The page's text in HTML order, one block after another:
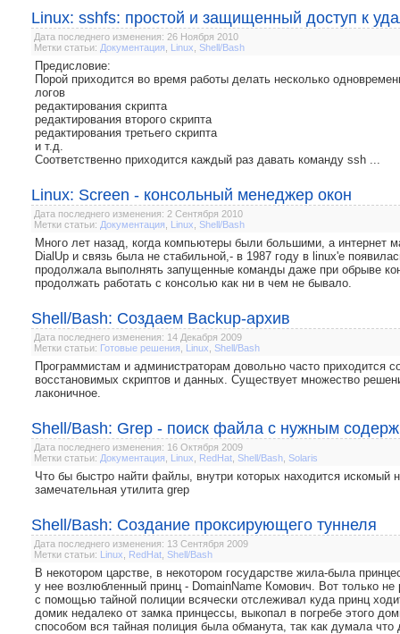
Linux: sshfs: простой и защищенный доступ к
Дата последнего изменения: 26 Ноября 2010
Метки статьи: Документация Linux Shell/Bash
Предисловие:
Порой приходится во время работы делать несколько
логов
редактирования скрипта
редактирования второго скрипта
редактирования третьего скрипта
и т.д.
Соответственно приходится каждый раз давать команду ssh ...
Linux: Screen - консольный менеджер окон
Дата последнего изменения: 2 Сентября 2010
Метки статьи: Документация Linux Shell/Bash
Много лет назад, когда компьютеры были большими, а интернет
DialUp и связь была не стабильной,- в 1987 году в linux'е
продолжала выполнять запущенные команды даже при обрыве
продолжать работать с консолью как ни в чем не бывало.
Shell/Bash: Создаем Backup-архив
Дата последнего изменения: 14 Декабря 2009
Метки статьи: Готовые решения Linux Shell/Bash
Программистам и администраторам довольно часто приходится
восстановимых скриптов и данных. Существует множество
лаконичное.
Shell/Bash: Grep - поиск файла с нужным
Дата последнего изменения: 16 Октября 2009
Метки статьи: Документация Linux RedHat Shell/Bash Solaris
Что бы быстро найти файлы, внутри которых находится искомый
замечательная утилита grep
Shell/Bash: Создание проксирующего туннеля
Дата последнего изменения: 13 Сентября 2009
Метки статьи: Linux RedHat Shell/Bash
В некотором царстве, в некотором государстве жила-была
у нее возлюбленный принц - DomainName Комович. Вот только не
с помощью тайной полиции всячески отслеживал куда принц
домик недалеко от замка принцессы, выкопал в погребе этого
способом вся тайная полиция была обманута, так как думала